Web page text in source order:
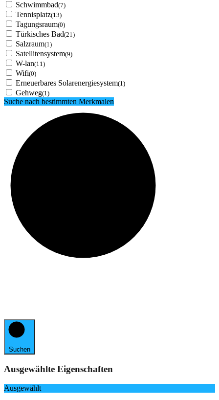
Schwimmbad(7)
Tennisplatz(13)
Tagungsraum(0)
Türkisches Bad(21)
Salzraum(1)
Satellitensystem(9)
W-lan(11)
Wifi(0)
Erneuerbares Solarenergiesystem(1)
Gehweg(1)
Suche nach bestimmten Merkmalen
Suchen
Ausgewählte Eigenschaften
Ausgewählt